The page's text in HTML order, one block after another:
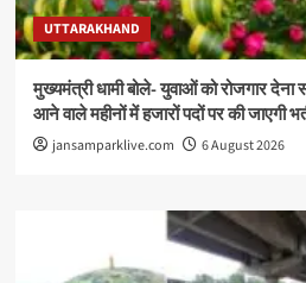
UTTARAKHAND
मुख्यमंत्री धामी बोले- युवाओं को रोजगार देना
आने वाले महीनों में हजारों पदों पर की जाएगी
jansamparklive.com 6 August 2026